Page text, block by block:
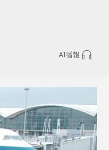
AI播報